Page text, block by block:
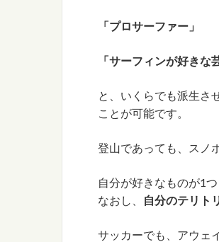
「プロサーファー」
「サーフィンが好きな
と、いくらでも派生さ
ことが可能です。
登山であっても、スノ
自分が好きなものが1
なおし、
自分のテリト
サッカーでも、アウェ